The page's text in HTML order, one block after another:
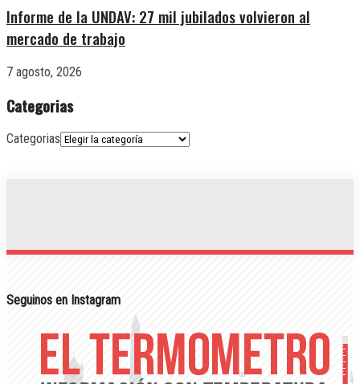
Informe de la UNDAV: 27 mil jubilados volvieron al
mercado de trabajo
7 agosto, 2026
Categorias
Categorias
Seguinos en Instagram